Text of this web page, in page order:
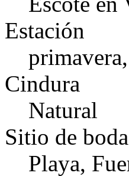
Estación
Cindura
Natural
Sitio de boda
Playa,